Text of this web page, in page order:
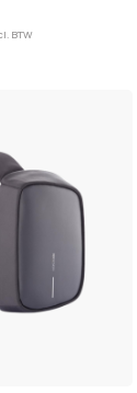
BTW